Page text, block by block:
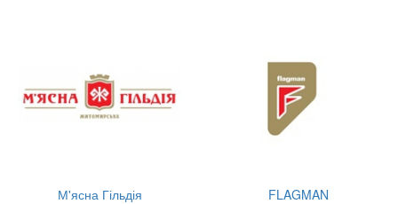
М'ясна Гільдія FLAGMAN